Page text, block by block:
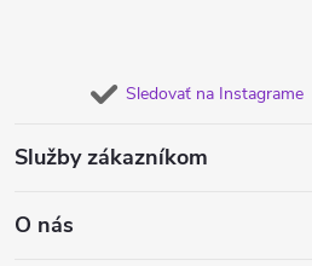
Sledovať na Instagrame
Služby zákazníkom
O nás